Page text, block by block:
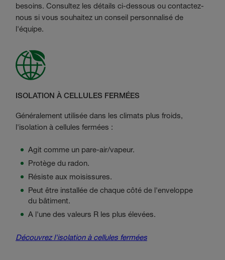
besoins. Consultez les détails ci-dessous ou contactez-
nous si vous souhaitez un conseil personnalisé de
l'équipe.
ISOLATION À CELLULES FERMÉES
Généralement utilisée dans les climats plus froids,
l'isolation à cellules fermées :
Agit comme un pare-air/vapeur.
Protège du radon.
Résiste aux moisissures.
Peut être installée de chaque côté de l'enveloppe
du bâtiment.
A l'une des valeurs R les plus élevées.
Découvrez l'isolation à cellules fermées